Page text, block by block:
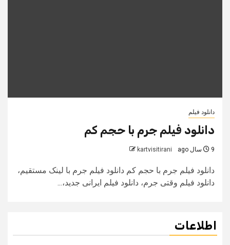
دانلود فیلم
دانلود فیلم جرم با حجم کم
9 سال ago kartvisitirani
دانلود فیلم جرم با حجم کم دانلود فیلم جرم با لینک مستقیم،
دانلود فیلم وقتی جرم، دانلود فیلم ایرانی جدید،...
اطلاعات